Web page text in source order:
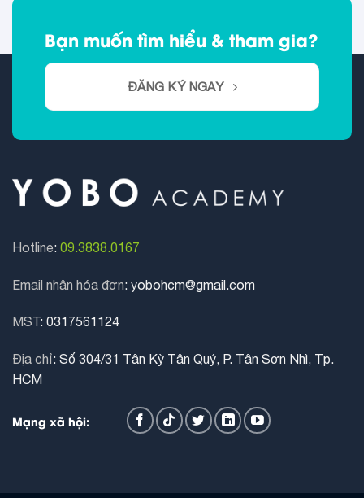
Bạn muốn tìm hiểu & tham gia?
ĐĂNG KÝ NGAY
Hotline: 09.3838.0167
Email nhân hóa đơn: yobohcm@gmail.com
MST: 0317561124
Địa chỉ: Số 304/31 Tân Kỳ Tân Quý, P. Tân Sơn Nhì, Tp.
HCM
Mạng xã hội: